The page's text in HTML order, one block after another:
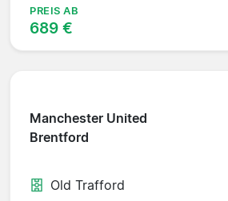
PREIS AB
689 €
Manchester United
Brentford
Old Trafford